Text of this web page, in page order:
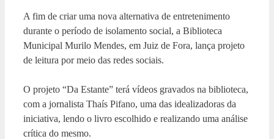
A fim de criar uma nova alternativa de entretenimento
durante o período de isolamento social, a Biblioteca
Municipal Murilo Mendes, em Juiz de Fora, lança projeto
de leitura por meio das redes sociais.
O projeto “Da Estante” terá vídeos gravados na biblioteca,
com a jornalista Thaís Pifano, uma das idealizadoras da
iniciativa, lendo o livro escolhido e realizando uma análise
crítica do mesmo.